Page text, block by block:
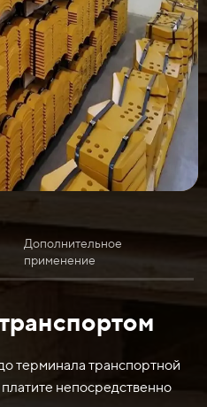
Дополнительное
применение
терминала транспортной
непосредственно
ст.45
может использоваться